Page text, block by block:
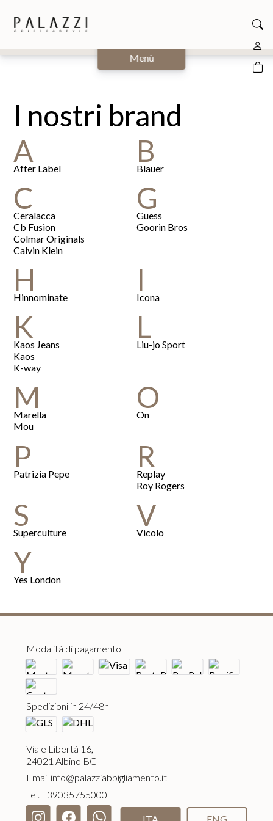
Menù
I nostri brand
A
After Label
B
Blauer
C
Ceralacca
Cb Fusion
Colmar Originals
Calvin Klein
G
Guess
Goorin Bros
H
Hinnominate
I
Icona
K
Kaos Jeans
Kaos
K-way
L
Liu-jo Sport
M
Marella
Mou
O
On
P
Patrizia Pepe
R
Replay
Roy Rogers
S
Superculture
V
Vicolo
Y
Yes London
Modalità di pagamento
Spedizioni in 24/48h
Viale Libertà 16,
24021 Albino BG
Email info@palazziabbigliamento.it
Tel. +39035755000